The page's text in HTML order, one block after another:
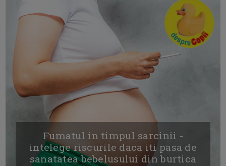
Fumatul in timpul sarcinii -
intelege riscurile daca iti pasa de
sanatatea bebelusului din burtica